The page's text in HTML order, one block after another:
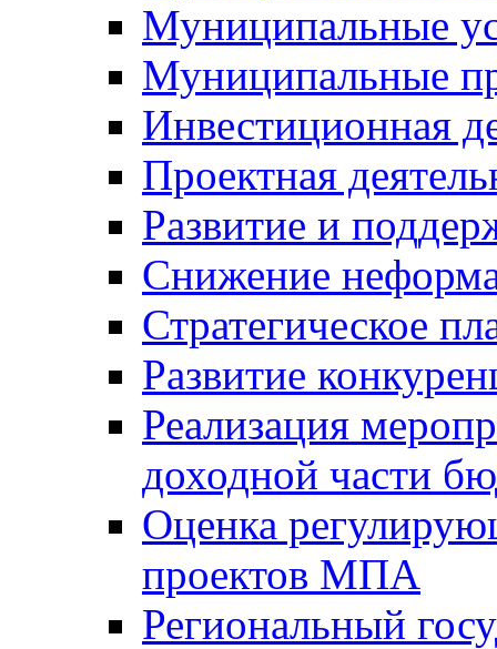
Муниципальные
Муниципальные
Инвестиционная
Проектная
Развитие и
Снижение
Стратегическое
Развитие
Реализация
доходной части
Оценка
проектов МПА
Региональный